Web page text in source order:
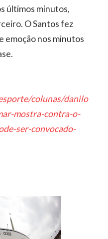
últimos minutos,
O Santos fez
emoção nos minutos
colunas/danilo-
mostra-contra-o-
ser-convocado-